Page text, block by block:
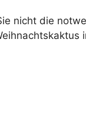
nicht die